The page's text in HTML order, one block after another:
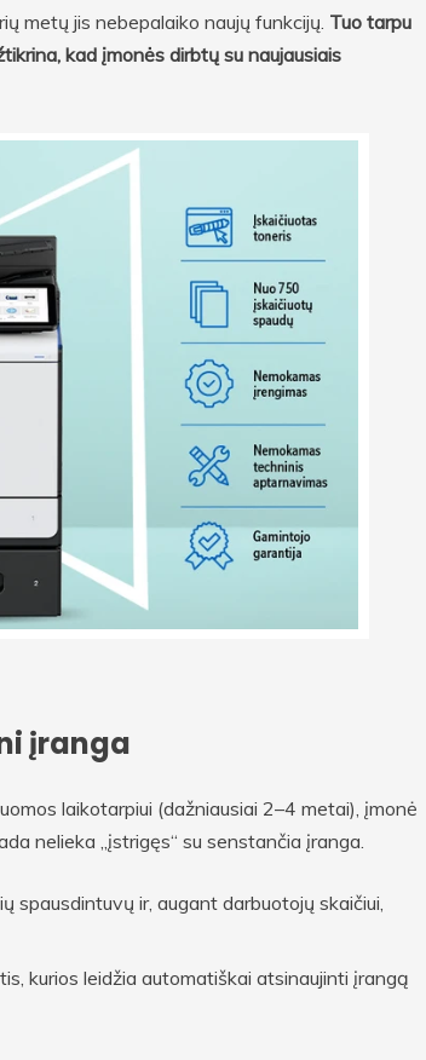
metų jis nebepalaiko naujų funkcijų. Tuo tarpu
kad įmonės dirbtų su naujausiais
įranga
laikotarpiui (dažniausiai 2–4 metai), įmonė
nelieka „įstrigęs“ su senstančia įranga.
spausdintuvų ir, augant darbuotojų skaičiui,
kurios leidžia automatiškai atsinaujinti įrangą